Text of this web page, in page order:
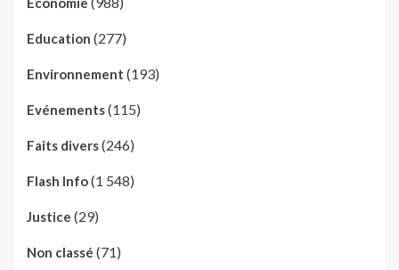
Education (277)
Environnement (193)
Evénements(115)
Faits divers(246)
Flash Info(1 548)
Justice (29)
Non classé (71)